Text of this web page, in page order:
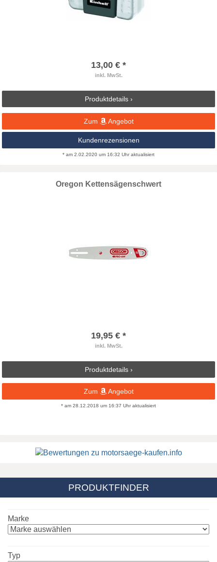
13,00 € *
inkl. MwSt.
Produktdetails ›
Zum Angebot
Kundenrezensionen
* am 2.02.2020 um 16:32 Uhr aktualisiert
Oregon Kettensägenschwert
19,95 € *
inkl. MwSt.
Produktdetails ›
Zum Angebot
* am 28.12.2018 um 16:37 Uhr aktualisiert
PRODUKTFINDER
Marke
Typ